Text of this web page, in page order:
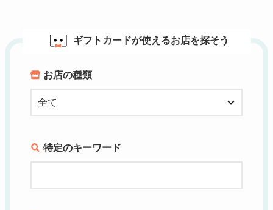
ギフトカードが使えるお店を探そう
お店の種類
特定のキーワード